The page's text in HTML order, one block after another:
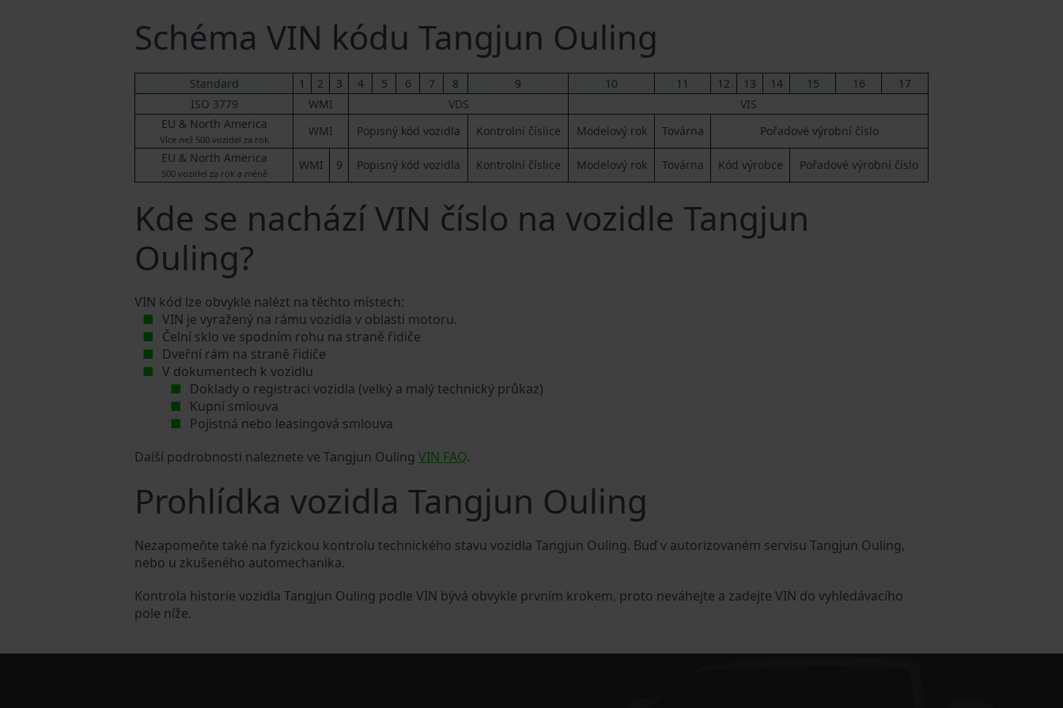
Schéma VIN kódu Tangjun Ouling
Standard 1 2 3 4 5 6 7 8 9 10 11 12 13 14 15 16
17
ISO 3779
WMI VDS
VIS
EU & North America
Více než 500 vozidel za rok
WMI Popisný kód vozidla Kontrolní číslice Modelový rok Továrna
Pořadové výrobní číslo
EU & North America
500 vozidel za rok a méně
WMI 9 Popisný kód vozidla Kontrolní číslice Modelový rok Továrna Kód výrobce Pořadové výrobní číslo
Kde se nachází VIN číslo na vozidle Tangjun
Ouling?
VIN kód lze obvykle nalézt na těchto místech:
VIN je vyražený na rámu vozidla v oblasti motoru.
Čelní sklo ve spodním rohu na straně řidiče
Dveřní rám na straně řidiče
V dokumentech k vozidlu
Doklady o registraci vozidla (velký a malý technický průkaz)
Kupní smlouva
Pojistná nebo leasingová smlouva
Další podrobnosti naleznete ve Tangjun Ouling VIN FAQ.
Prohlídka vozidla Tangjun Ouling
Nezapomeňte také na fyzickou kontrolu technického stavu vozidla Tangjun Ouling. Buď v autorizovaném servisu Tangjun Ouling,
nebo u zkušeného automechanika.
Kontrola historie vozidla Tangjun Ouling podle VIN bývá obvykle prvním krokem, proto neváhejte a zadejte VIN do vyhledávacího
pole níže.